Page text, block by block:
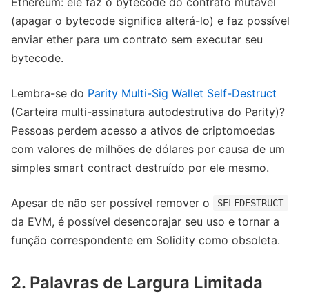
(apagar o bytecode significa alterá-lo) e faz possível
enviar ether para um contrato sem executar seu
bytecode.
Lembra-se do Parity Multi-Sig Wallet Self-Destruct
(Carteira multi-assinatura autodestrutiva do Parity)?
Pessoas perdem acesso a ativos de criptomoedas
com valores de milhões de dólares por causa de um
simples smart contract destruído por ele mesmo.
Apesar de não ser possível remover o SELFDESTRUCT
da EVM, é possível desencorajar seu uso e tornar a
função correspondente em Solidity como obsoleta.
2. Palavras de Largura Limitada